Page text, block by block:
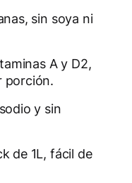
sin soya ni
A y D2,
porción.
y sin
de 1L, fácil de